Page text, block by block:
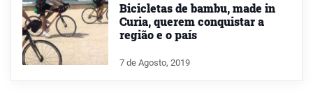
Bicicletas de bambu, made in
Curia, querem conquistar a
região e o país
7 de Agosto, 2019